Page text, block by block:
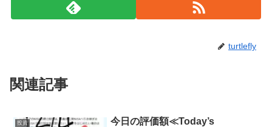
turtlefly
関連記事
投資
今日の評価額≪Today’s